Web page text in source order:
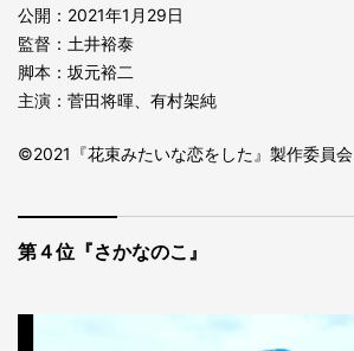
公開：2021年1月29日
監督：土井裕泰
脚本：坂元裕二
主演：菅田将暉、有村架純
©2021『花束みたいな恋をした』製作委員会
第４位『さかなのこ』